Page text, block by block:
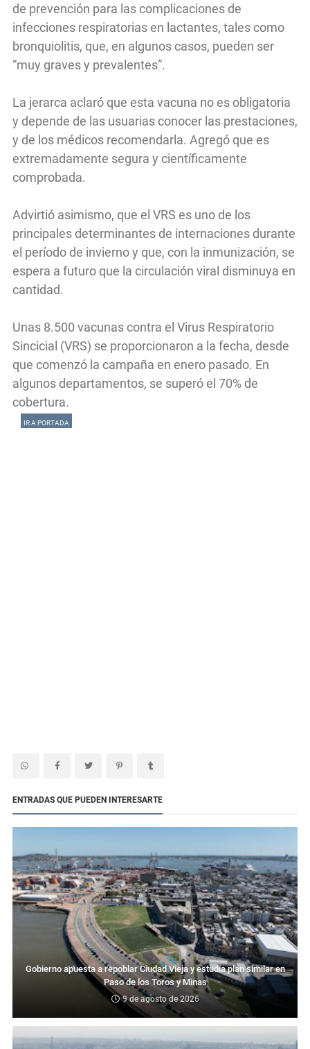
de prevención para las complicaciones de
infecciones respiratorias en lactantes, tales como
bronquiolitis, que, en algunos casos, pueden ser
“muy graves y prevalentes”.
La jerarca aclaró que esta vacuna no es obligatoria
y depende de las usuarias conocer las prestaciones,
y de los médicos recomendarla. Agregó que es
extremadamente segura y científicamente
comprobada.
Advirtió asimismo, que el VRS es uno de los
principales determinantes de internaciones durante
el período de invierno y que, con la inmunización, se
espera a futuro que la circulación viral disminuya en
cantidad.
Unas 8.500 vacunas contra el Virus Respiratorio
Sincicial (VRS) se proporcionaron a la fecha, desde
que comenzó la campaña en enero pasado. En
algunos departamentos, se superó el 70% de
cobertura.
IR A PORTADA
ENTRADAS QUE PUEDEN INTERESARTE
Gobierno apuesta a repoblar Ciudad Vieja y estudia plan similar en
Paso de los Toros y Minas
9 de agosto de 2026